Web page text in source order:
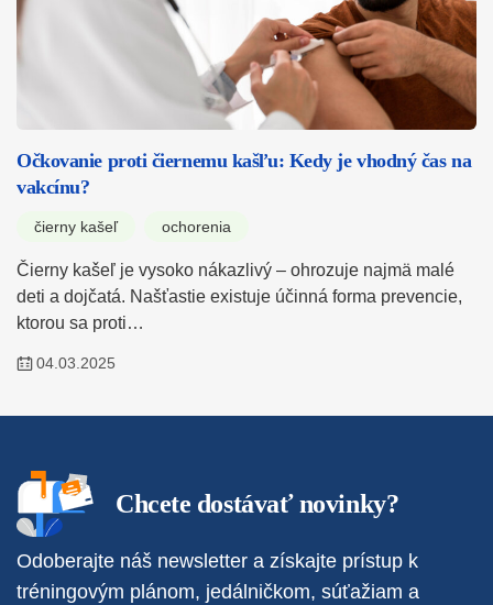
Očkovanie proti čiernemu kašľu: Kedy je vhodný čas na
vakcínu?
čierny kašeľ ochorenia
Čierny kašeľ je vysoko nákazlivý – ohrozuje najmä malé
deti a dojčatá. Našťastie existuje účinná forma prevencie,
ktorou sa proti…
04.03.2025
Chcete dostávať novinky?
Odoberajte náš newsletter a získajte prístup k
tréningovým plánom, jedálničkom, súťažiam a